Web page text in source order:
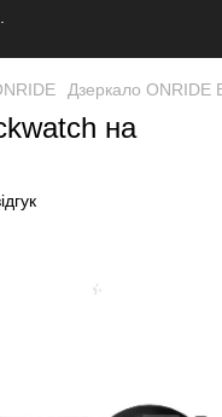
Дзеркало
на